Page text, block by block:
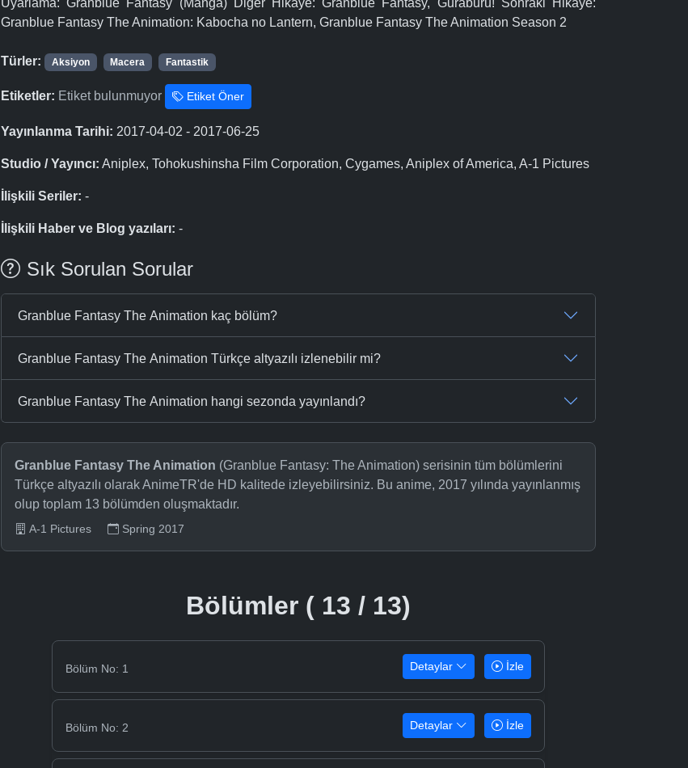
Uyarlama: Granblue Fantasy (Manga) Diğer Hikâye: Granblue Fantasy, Guraburu! Sonraki Hikâye:
Granblue Fantasy The Animation: Kabocha no Lantern, Granblue Fantasy The Animation Season 2
Türler: Aksiyon Macera Fantastik
Etiketler: Etiket bulunmuyor Etiket Öner
Yayınlanma Tarihi: 2017-04-02 - 2017-06-25
Studio / Yayıncı: Aniplex, Tohokushinsha Film Corporation, Cygames, Aniplex of America, A-1 Pictures
İlişkili Seriler: -
İlişkili Haber ve Blog yazıları: -
Sık Sorulan Sorular
Granblue Fantasy The Animation kaç bölüm?
Granblue Fantasy The Animation Türkçe altyazılı izlenebilir mi?
Granblue Fantasy The Animation hangi sezonda yayınlandı?
Granblue Fantasy The Animation (Granblue Fantasy: The Animation) serisinin tüm bölümlerini
Türkçe altyazılı olarak AnimeTR'de HD kalitede izleyebilirsiniz. Bu anime, 2017 yılında yayınlanmış
olup toplam 13 bölümden oluşmaktadır.
A-1 Pictures Spring 2017
Bölümler ( 13 / 13)
Bölüm No: 1 Detaylar İzle
Bölüm No: 2 Detaylar İzle